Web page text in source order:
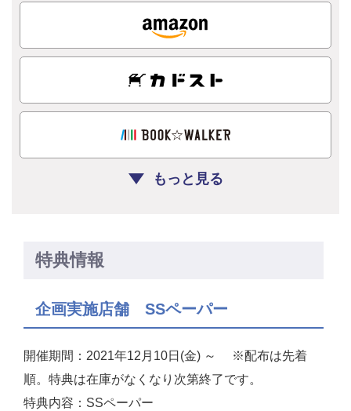
もっと見る
特典情報
企画実施店舗 SSペーパー
開催期間：2021年12月10日(金) ～ ※配布は先着
順。特典は在庫がなくなり次第終了です。
特典内容：SSペーパー